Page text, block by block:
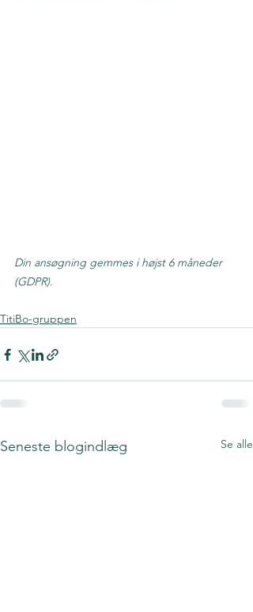
Din ansøgning gemmes i højst 6 måneder
(GDPR).
TitiBo-gruppen
Seneste blogindlæg Se alle